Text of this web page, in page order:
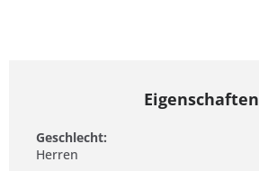
Eigenschaften
Geschlecht:
Herren